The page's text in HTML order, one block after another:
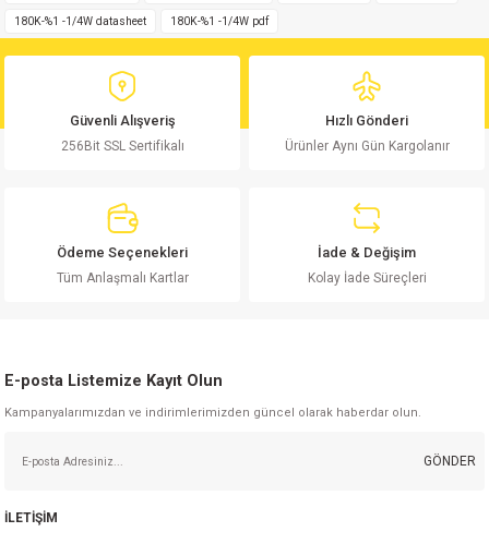
Ürün resmi kalitesiz, bozuk veya görüntülenemiyor.
Ürün açıklamasında eksik bilgiler bulunuyor.
Ürün bilgilerinde hatalar bulunuyor.
Ürün fiyatı diğer sitelerden daha pahalı.
180K-%1 -1/4W datasheet 180K-%1 -1/4W pdf
Güvenli Alışveriş
256Bit SSL Sertifikalı
Hızlı Gönderi
Ürünler Aynı Gün Kargolanır
Ödeme Seçenekleri
Tüm Anlaşmalı Kartlar
İade & Değişim
Kolay İade Süreçleri
E-posta Listemize Kayıt Olun
Kampanyalarımızdan ve indirimlerimizden güncel olarak haberdar olun.
GÖNDER
İLETİŞİM